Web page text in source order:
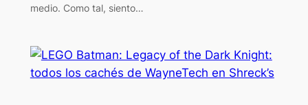
medio. Como tal, siento…